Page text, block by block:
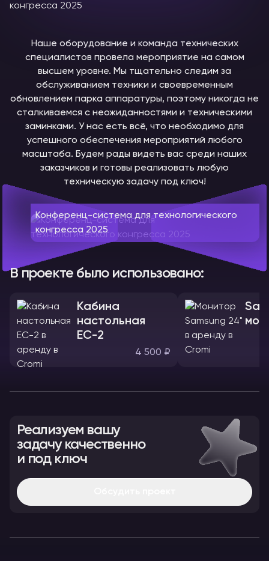
Наше оборудование и команда технических
специалистов провела мероприятие на самом
высшем уровне. Мы тщательно следим за
обслуживанием техники и своевременным
обновлением парка аппаратуры, поэтому никогда не
сталкиваемся с неожиданностями и техническими
заминками. У нас есть всё, что необходимо для
успешного обеспечения мероприятий любого
масштаба. Будем рады видеть вас среди наших
заказчиков и готовы реализовать любую
техническую задачу под ключ!
Конференц-система для технологического
конгресса 2025
В проекте было использовано:
Кабина
настольная
ЕС-2
4 500 ₽
Реализуем вашу
задачу качественно
и под ключ